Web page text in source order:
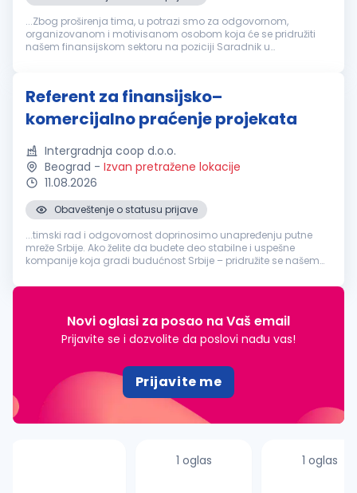
...Zbog proširenja tima, u potrazi smo za odgovornom,
organizovanom i motivisanom osobom koja će se pridružiti
našem finansijskom sektoru na poziciji Saradnik u
Referent za finansijsko–
komercijalno praćenje projekata
Intergradnja coop d.o.o.
Beograd - Izvan pretražene lokacije
11.08.2026
Obaveštenje o statusu prijave
...timski rad i odgovornost doprinosimo unapređenju putne
mreže Srbije. Ako želite da budete deo stabilne i uspešne
kompanije koja gradi budućnost Srbije – pridružite se našem
tražimo:Referent...
Novi oglasi za posao na Vaš email
Prijavite se i dozvolite da poslovi nađu vas!
Prijavite me
1 oglas 1 oglas